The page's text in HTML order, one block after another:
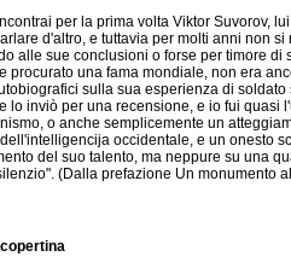
per la prima volta Viktor Suvorov,
d'altro, e tuttavia per molti anni non
alle sue conclusioni o forse per timore
procurato una fama mondiale, non era
sulla sua esperienza di
lo inviò per una recensione, e io fui quasi
o anche semplicemente un
occidentale, e un onesto
del suo talento, ma neppure su una
(Dalla prefazione Un monumento